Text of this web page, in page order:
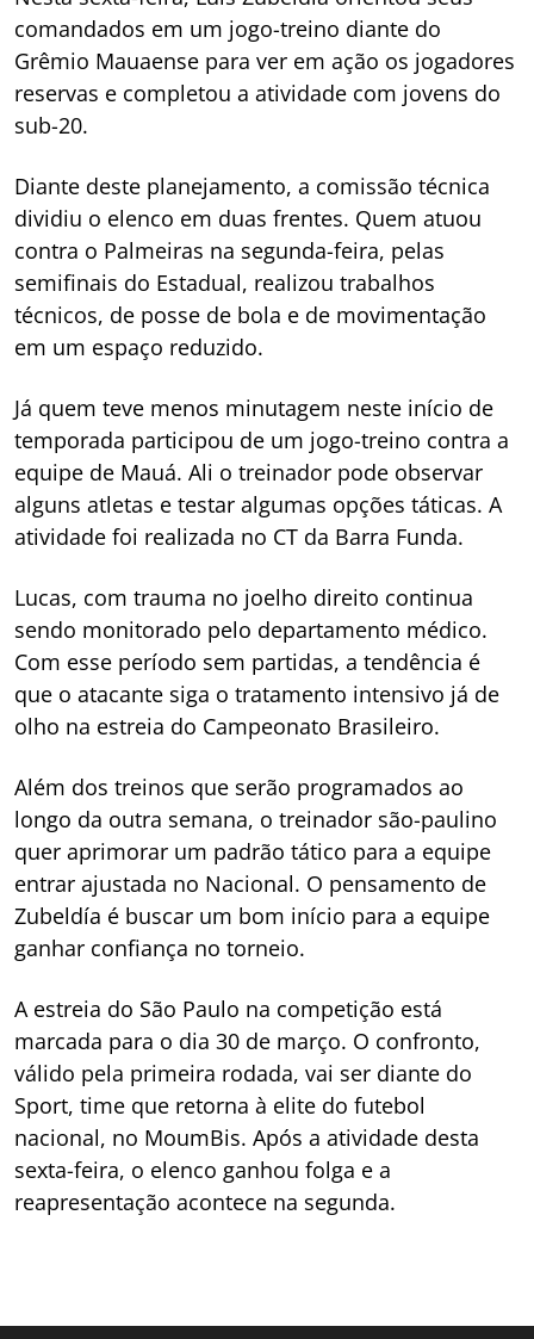
comandados em um jogo-treino diante do
Grêmio Mauaense para ver em ação os jogadores
reservas e completou a atividade com jovens do
sub-20.
Diante deste planejamento, a comissão técnica
dividiu o elenco em duas frentes. Quem atuou
contra o Palmeiras na segunda-feira, pelas
semifinais do Estadual, realizou trabalhos
técnicos, de posse de bola e de movimentação
em um espaço reduzido.
Já quem teve menos minutagem neste início de
temporada participou de um jogo-treino contra a
equipe de Mauá. Ali o treinador pode observar
alguns atletas e testar algumas opções táticas. A
atividade foi realizada no CT da Barra Funda.
Lucas, com trauma no joelho direito continua
sendo monitorado pelo departamento médico.
Com esse período sem partidas, a tendência é
que o atacante siga o tratamento intensivo já de
olho na estreia do Campeonato Brasileiro.
Além dos treinos que serão programados ao
longo da outra semana, o treinador são-paulino
quer aprimorar um padrão tático para a equipe
entrar ajustada no Nacional. O pensamento de
Zubeldía é buscar um bom início para a equipe
ganhar confiança no torneio.
A estreia do São Paulo na competição está
marcada para o dia 30 de março. O confronto,
válido pela primeira rodada, vai ser diante do
Sport, time que retorna à elite do futebol
nacional, no MoumBis. Após a atividade desta
sexta-feira, o elenco ganhou folga e a
reapresentação acontece na segunda.